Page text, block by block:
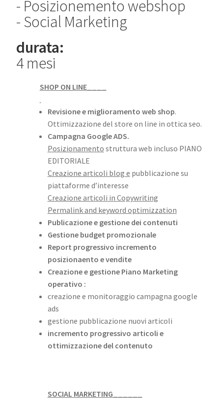
- Posizionemento webshop
- Social Marketing
durata:
4 mesi
SHOP ON LINE____
Revisione e miglioramento web shop.
Ottimizzazione del store on line in ottica seo.
Campagna Google ADS.
Posizionamento struttura web incluso PIANO
EDITORIALE
Creazione articoli blog e pubblicazione su
piattaforme d’interesse
Creazione articoli in Copywriting
Permalinkand keyword optimizzation
Publicazione e gestione dei contenuti
Gestione budget promozionale
Report progressivo incremento
posizionaento e vendite
Creazione e gestione Piano Marketing
operativo :
creazione e monitoraggio campagna google
ads
gestione pubblicazione nuovi articoli
incremento progressivo articoli e
ottimizzazione del contenuto
SOCIAL MARKETING______